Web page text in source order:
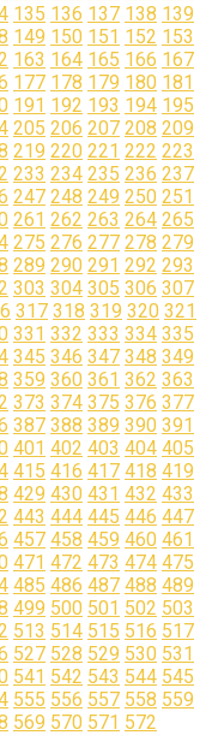
108 109 110 111
121 122 123 124 125
135 136 137 138 139
149 150 151 152 153
163 164 165 166 167
177 178 179 180 181
191 192 193 194 195
205 206 207 208 209
219 220 221 222 223
233 234 235 236 237
247 248 249 250 251
261 262 263 264 265
275 276 277 278 279
289 290 291 292 293
303 304 305 306 307
317 318 319 320 321
331 332 333 334 335
345 346 347 348 349
359 360 361 362 363
373 374 375 376 377
387 388 389 390 391
401 402 403 404 405
415 416 417 418 419
429 430 431 432 433
443 444 445 446 447
457 458 459 460 461
471 472 473 474 475
485 486 487 488 489
499 500 501 502 503
513 514 515 516 517
527 528 529 530 531
541 542 543 544